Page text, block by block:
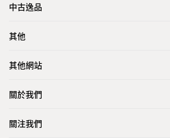
中古逸品
其他
其他網站
關於我們
關注我們